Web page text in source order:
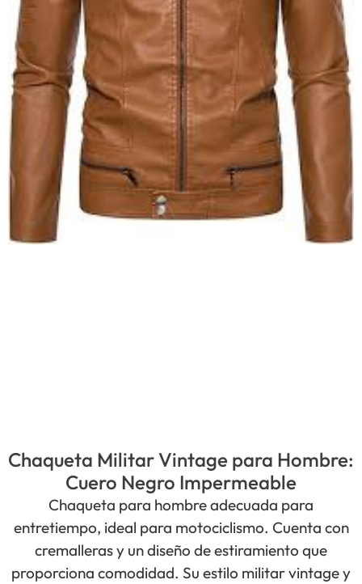
Chaqueta Militar Vintage para Hombre:
Cuero Negro Impermeable
Chaqueta para hombre adecuada para
entretiempo, ideal para motociclismo. Cuenta con
cremalleras y un diseño de estiramiento que
proporciona comodidad. Su estilo militar vintage y